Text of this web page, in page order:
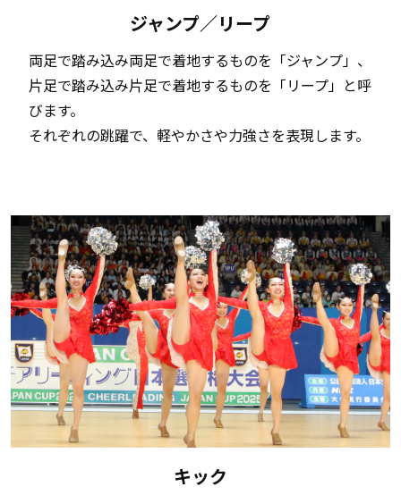
ジャンプ／リープ
両足で踏み込み両足で着地するものを「ジャンプ」、
片足で踏み込み片足で着地するものを「リープ」と呼
びます。
それぞれの跳躍で、軽やかさや力強さを表現します。
キック